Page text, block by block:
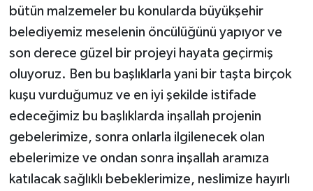
bütün malzemeler bu konularda büyükşehir
belediyemiz meselenin öncülüğünü yapıyor ve
son derece güzel bir projeyi hayata geçirmiş
oluyoruz. Ben bu başlıklarla yani bir taşta birçok
kuşu vurduğumuz ve en iyi şekilde istifade
edeceğimiz bu başlıklarda inşallah projenin
gebelerimize, sonra onlarla ilgilenecek olan
ebelerimize ve ondan sonra inşallah aramıza
katılacak sağlıklı bebeklerimize, neslimize hayırlı